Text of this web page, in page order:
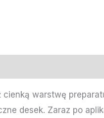
warstwę
desek. Zaraz po